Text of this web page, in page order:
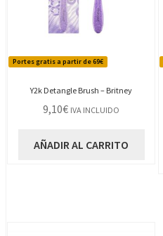
Portes gratis a partir de 69€
Y2k Detangle Brush – Britney
9,10€ IVA INCLUIDO
AÑADIR AL CARRITO